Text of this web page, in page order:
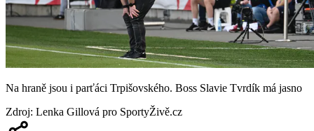
Na hraně jsou i parťáci Trpišovského. Boss Slavie Tvrdík má jasno
Zdroj: Lenka Gillová pro SportyŽivě.cz